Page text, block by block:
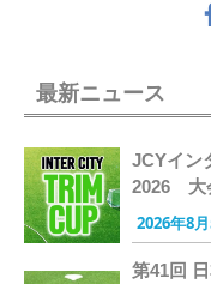
最新ニュース
JCYイン
2026 大
2026年8
第41回